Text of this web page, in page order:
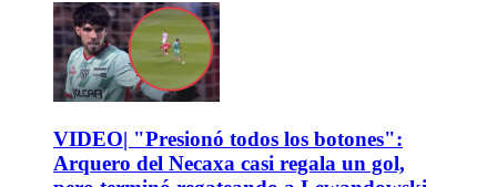
VIDEO| "Presionó todos los botones":
Arquero del Necaxa casi regala un gol,